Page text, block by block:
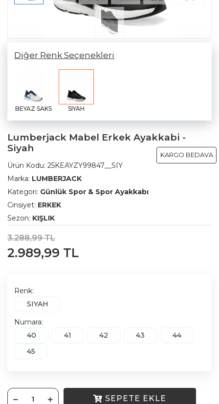
Diğer Renk Seçenekleri
BEYAZ SAKS SIYAH
Lumberjack Mabel Erkek Ayakkabi -
Siyah
KARGO BEDAVA
Ürün Kodu: 25KEAYZY99847__SIY
Marka: LUMBERJACK
Kategori: Günlük Spor & Spor Ayakkabı
Cinsiyet: ERKEK
Sezon: KIŞLIK
3.288,99 TL
2.989,99 TL
Renk:
SIYAH
Numara:
40
41 42 43
44
45
SEPETE EKLE